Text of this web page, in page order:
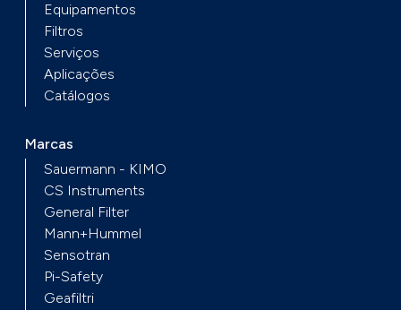
Equipamentos
Filtros
Serviços
Aplicações
Catálogos
Marcas
Sauermann - KIMO
CS Instruments
General Filter
Mann+Hummel
Sensotran
Pi-Safety
Geafiltri